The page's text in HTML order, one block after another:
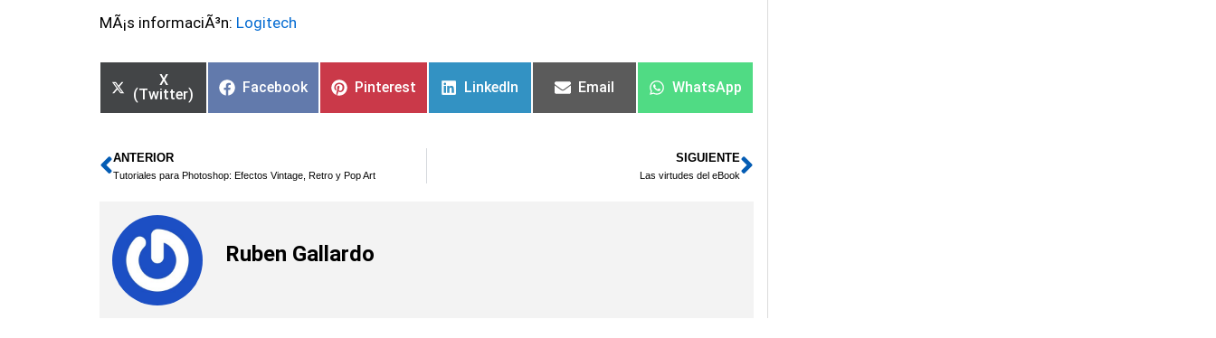
MÃ¡s informaciÃ³n: Logitech
X
(Twitter)
Facebook Pinterest LinkedIn Email WhatsApp
Ant
ANTERIOR
Tutoriales para Photoshop: Efectos Vintage, Retro y Pop Art
SIGUIENTE
Las virtudes del eBookSiguiente
Ruben Gallardo